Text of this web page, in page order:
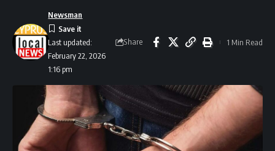
Last updated:
February 22, 2026
1:16 pm
Newsman
Share 1 Min Read